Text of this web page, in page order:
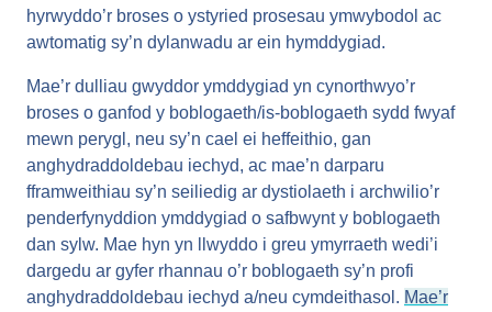
hyrwyddo’r broses o ystyried prosesau ymwybodol ac
awtomatig sy’n dylanwadu ar ein hymddygiad.
Mae’r dulliau gwyddor ymddygiad yn cynorthwyo’r
broses o ganfod y boblogaeth/is-boblogaeth sydd fwyaf
mewn perygl, neu sy’n cael ei heffeithio, gan
anghydraddoldebau iechyd, ac mae’n darparu
fframweithiau sy’n seiliedig ar dystiolaeth i archwilio’r
penderfynyddion ymddygiad o safbwynt y boblogaeth
dan sylw. Mae hyn yn llwyddo i greu ymyrraeth wedi’i
dargedu ar gyfer rhannau o’r boblogaeth sy’n profi
anghydraddoldebau iechyd a/neu cymdeithasol. Mae’r